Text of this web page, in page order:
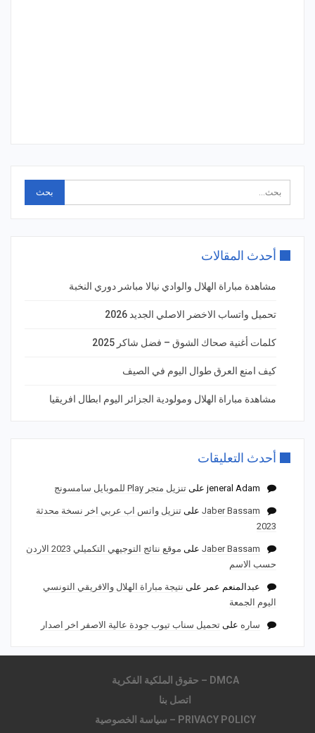
أحدث المقالات
مشاهدة مباراة الهلال والوادي نيالا مباشر دوري النخبة
تحميل واتساب الاخضر الاصلي الجديد 2026
كلمات أغنية صحاك الشوق – فضل شاكر 2025
كيف امنع العرق طوال اليوم في الصيف
مشاهدة مباراة الهلال ومولودية الجزائر اليوم ابطال افريقيا
أحدث التعليقات
jeneral Adam على تنزيل متجر Play للموبايل سامسونج
Jaber Bassam على تنزيل واتس اب عربي اخر نسخة محدثة
2023
Jaber Bassam على
موقع نتائج التوجيهي التكميلي 2023 الاردن
حسب الاسم
عبدالمنعم عمر على نتيجة مباراة الهلال والافريقي التونسي
اليوم الجمعة
ساره على تحميل سناب تيوب جودة عالية الاصفر اخر اصدار
DMCA – حقوق الملكية الفكرية
اتصل بنا
PRIVACY POLICY – سياسة الخصوصية